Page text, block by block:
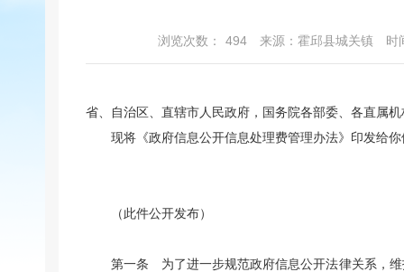
浏览次数： 494 来源：霍邱县城关镇 时
省、自治区、直辖市人民政府，国务院各部委、各直属机
现将《政府信息公开信息处理费管理办法》印发给
（此件公开发布）
第一条 为了进一步规范政府信息公开法律关系，